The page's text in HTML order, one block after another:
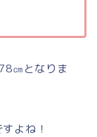
㎝となりま
よね！